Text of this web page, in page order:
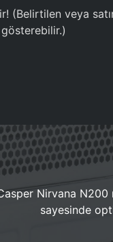
(Belirtilen veya
Nirvana N200
sayesinde